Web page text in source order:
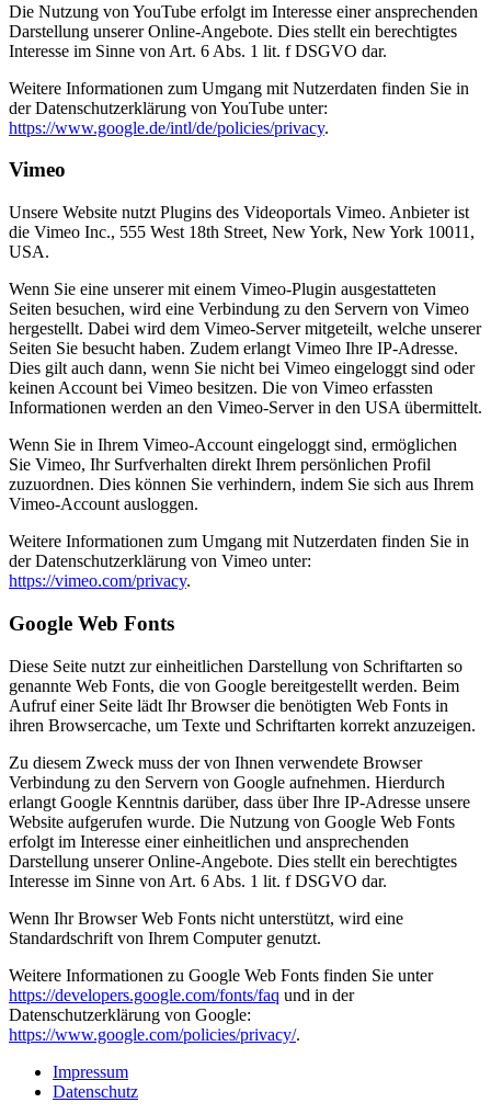
Die Nutzung von YouTube erfolgt im Interesse einer ansprechenden
Darstellung unserer Online-Angebote. Dies stellt ein berechtigtes
Interesse im Sinne von Art. 6 Abs. 1 lit. f DSGVO dar.
Weitere Informationen zum Umgang mit Nutzerdaten finden Sie in
der Datenschutzerklärung von YouTube unter:
https://www.google.de/intl/de/policies/privacy.
Vimeo
Unsere Website nutzt Plugins des Videoportals Vimeo. Anbieter ist
die Vimeo Inc., 555 West 18th Street, New York, New York 10011,
USA.
Wenn Sie eine unserer mit einem Vimeo-Plugin ausgestatteten
Seiten besuchen, wird eine Verbindung zu den Servern von Vimeo
hergestellt. Dabei wird dem Vimeo-Server mitgeteilt, welche unserer
Seiten Sie besucht haben. Zudem erlangt Vimeo Ihre IP-Adresse.
Dies gilt auch dann, wenn Sie nicht bei Vimeo eingeloggt sind oder
keinen Account bei Vimeo besitzen. Die von Vimeo erfassten
Informationen werden an den Vimeo-Server in den USA übermittelt.
Wenn Sie in Ihrem Vimeo-Account eingeloggt sind, ermöglichen
Sie Vimeo, Ihr Surfverhalten direkt Ihrem persönlichen Profil
zuzuordnen. Dies können Sie verhindern, indem Sie sich aus Ihrem
Vimeo-Account ausloggen.
Weitere Informationen zum Umgang mit Nutzerdaten finden Sie in
der Datenschutzerklärung von Vimeo unter:
https://vimeo.com/privacy.
Google Web Fonts
Diese Seite nutzt zur einheitlichen Darstellung von Schriftarten so
genannte Web Fonts, die von Google bereitgestellt werden. Beim
Aufruf einer Seite lädt Ihr Browser die benötigten Web Fonts in
ihren Browsercache, um Texte und Schriftarten korrekt anzuzeigen.
Zu diesem Zweck muss der von Ihnen verwendete Browser
Verbindung zu den Servern von Google aufnehmen. Hierdurch
erlangt Google Kenntnis darüber, dass über Ihre IP-Adresse unsere
Website aufgerufen wurde. Die Nutzung von Google Web Fonts
erfolgt im Interesse einer einheitlichen und ansprechenden
Darstellung unserer Online-Angebote. Dies stellt ein berechtigtes
Interesse im Sinne von Art. 6 Abs. 1 lit. f DSGVO dar.
Wenn Ihr Browser Web Fonts nicht unterstützt, wird eine
Standardschrift von Ihrem Computer genutzt.
Weitere Informationen zu Google Web Fonts finden Sie unter
https://developers.google.com/fonts/faq und in der
Datenschutzerklärung von Google:
https://www.google.com/policies/privacy/.
Impressum
Datenschutz